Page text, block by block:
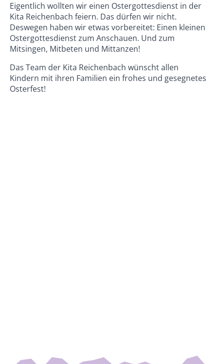
Eigentlich wollten wir einen Ostergottesdienst in der
Kita Reichenbach feiern. Das dürfen wir nicht.
Deswegen haben wir etwas vorbereitet: Einen kleinen
Ostergottesdienst zum Anschauen. Und zum
Mitsingen, Mitbeten und Mittanzen!
Das Team der Kita Reichenbach wünscht allen
Kindern mit ihren Familien ein frohes und gesegnetes
Osterfest!